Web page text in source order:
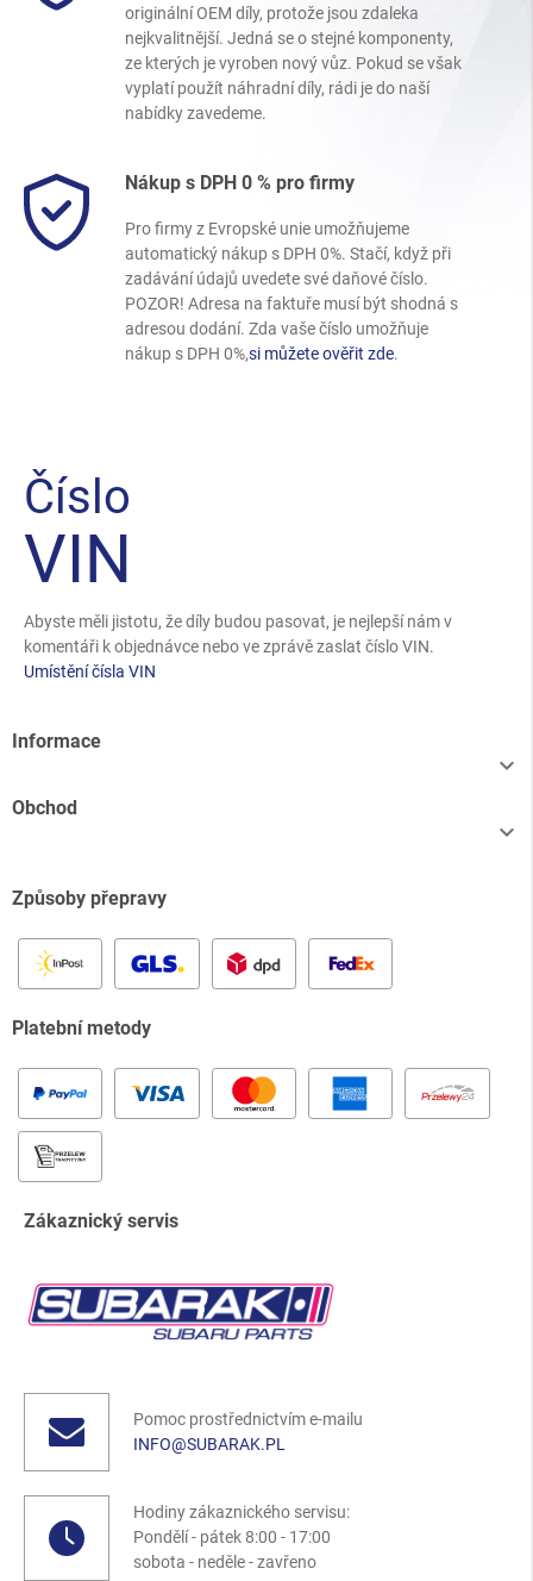
originální OEM díly, protože jsou zdaleka
nejkvalitnější. Jedná se o stejné komponenty,
ze kterých je vyroben nový vůz. Pokud se však
vyplatí použít náhradní díly, rádi je do naší
nabídky zavedeme.
Nákup s DPH 0 % pro firmy
Pro firmy z Evropské unie umožňujeme
automatický nákup s DPH 0%. Stačí, když při
zadávání údajů uvedete své daňové číslo.
POZOR! Adresa na faktuře musí být shodná s
adresou dodání. Zda vaše číslo umožňuje
nákup s DPH 0%,si můžete ověřit zde.
Číslo
VIN
Abyste měli jistotu, že díly budou pasovat, je nejlepší nám v
komentáři k objednávce nebo ve zprávě zaslat číslo VIN.
Umístění čísla VIN
Informace

Obchod

Způsoby přepravy
Platební metody
Zákaznický servis
Pomoc prostřednictvím e-mailu
INFO@SUBARAK.PL
Hodiny zákaznického servisu:
Pondělí - pátek 8:00 - 17:00
sobota - neděle - zavřeno